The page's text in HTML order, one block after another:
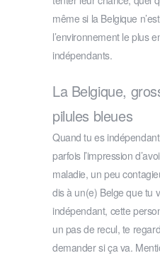
même si la Belgique
l’environnement le plus
indépendants.
La Belgique,
pilules bleues
Quand tu es
parfois l’impression
maladie, un peu
dis à un(e) Belge que tu
indépendant, cette
un pas de recul, te
demander si ça va.